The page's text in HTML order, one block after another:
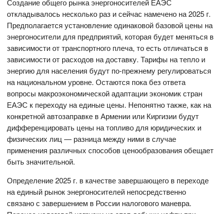
Создание общего рынка энергоносителей ЕАЭС
откладывалось несколько раз и сейчас намечено на 2025 г.
Предполагается установление одинаковой базовой цены на
энергоносители для предприятий, которая будет меняться в
зависимости от транспортного плеча, то есть отличаться в
зависимости от расходов на доставку. Тарифы на тепло и
энергию для населения будут по-прежнему регулироваться
на национальном уровне. Остаются пока без ответа
вопросы макроэкономической адаптации экономик стран
ЕАЭС к переходу на единые цены. Непонятно также, как на
конкретной автозаправке в Армении или Киргизии будут
дифференцировать цены на топливо для юридических и
физических лиц — разница между ними в случае
применения различных способов ценообразования обещает
быть значительной.
Определение 2025 г. в качестве завершающего в переходе
на единый рынок энергоносителей непосредственно
связано с завершением в России налогового маневра.